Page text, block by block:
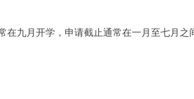
在九月开学，申请截止通常在一月至七月之